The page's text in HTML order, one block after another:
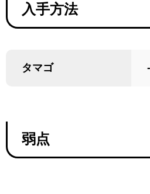
入手方法
タマゴ -
弱点